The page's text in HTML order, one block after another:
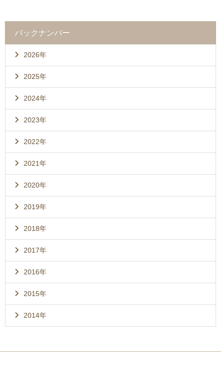
バックナンバー
2026年
2025年
2024年
2023年
2022年
2021年
2020年
2019年
2018年
2017年
2016年
2015年
2014年